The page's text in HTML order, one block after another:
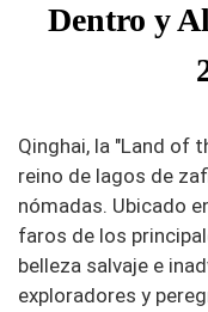
Dentro y
Qinghai, la "Land of
reino de lagos de
nómadas. Ubicado
faros de los
belleza salvaje e
exploradores y